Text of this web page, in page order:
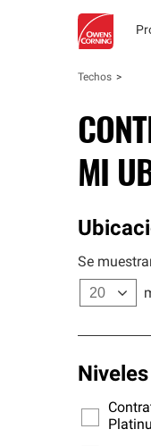
Techos
MI
Se